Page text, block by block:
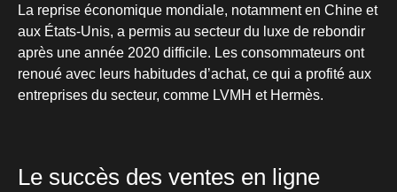
La reprise économique mondiale, notamment en Chine et
aux États-Unis, a permis au secteur du luxe de rebondir
après une année 2020 difficile. Les consommateurs ont
renoué avec leurs habitudes d’achat, ce qui a profité aux
entreprises du secteur, comme LVMH et Hermès.
Le succès des ventes en ligne